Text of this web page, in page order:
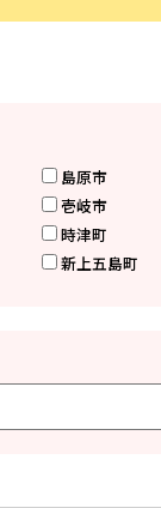
島原市
壱岐市
時津町
新上五島町